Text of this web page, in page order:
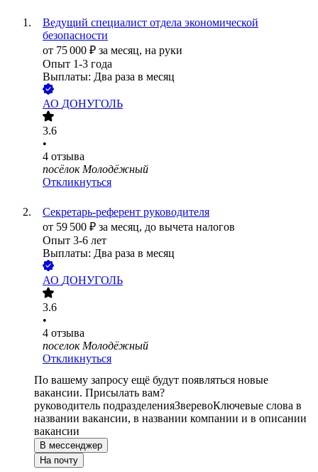
Ведущий специалист отдела экономической
безопасности
от 75 000 ₽ за месяц, на руки
Опыт 1-3 года
Выплаты: Два раза в месяц
АО ДОНУГОЛЬ
3.6
•
4 отзыва
посёлок Молодёжный
Откликнуться
Секретарь-референт руководителя
от 59 500 ₽ за месяц, до вычета налогов
Опыт 3-6 лет
Выплаты: Два раза в месяц
АО ДОНУГОЛЬ
3.6
•
4 отзыва
поселок Молодёжный
Откликнуться
По вашему запросу ещё будут появляться новые
вакансии. Присылать вам?
руководитель подразделенияЗверевоКлючевые слова в
названии вакансии, в названии компании и в описании
вакансии
В мессенджер
На почту